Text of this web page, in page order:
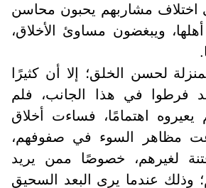
اختلاف مشاربهم يحبون محاسن
أهلها، ويبغضون مساوئ الأخلاق،
.
لحسن الخلق؛ إلا أن كثيرًا
فرطوا في هذا الجانب، فلم
يعيروه اهتمامًا، فساءت أخلاق
مظاهر السوء في صفوفهم،
لغيرهم، خصوصًا ممن يريد
وذلك عندما يرى البعد السحيق